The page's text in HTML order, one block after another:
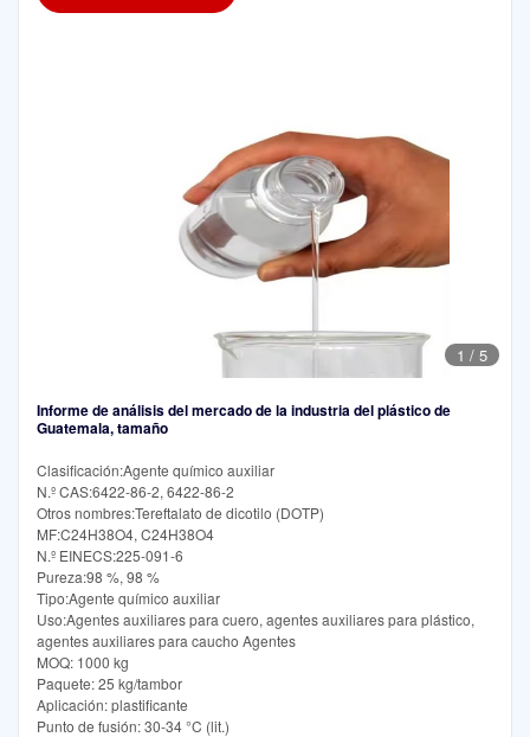
1 / 5
Informe de análisis del mercado de la industria del plástico de
Guatemala, tamaño
Clasificación:Agente químico auxiliar
N.º CAS:6422-86-2, 6422-86-2
Otros nombres:Tereftalato de dicotilo (DOTP)
MF:C24H38O4, C24H38O4
N.º EINECS:225-091-6
Pureza:98 %, 98 %
Tipo:Agente químico auxiliar
Uso:Agentes auxiliares para cuero, agentes auxiliares para plástico,
agentes auxiliares para caucho Agentes
MOQ: 1000 kg
Paquete: 25 kg/tambor
Aplicación: plastificante
Punto de fusión: 30-34 °C (lit.)